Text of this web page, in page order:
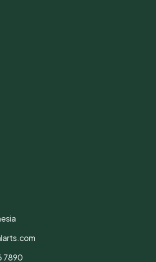
7890